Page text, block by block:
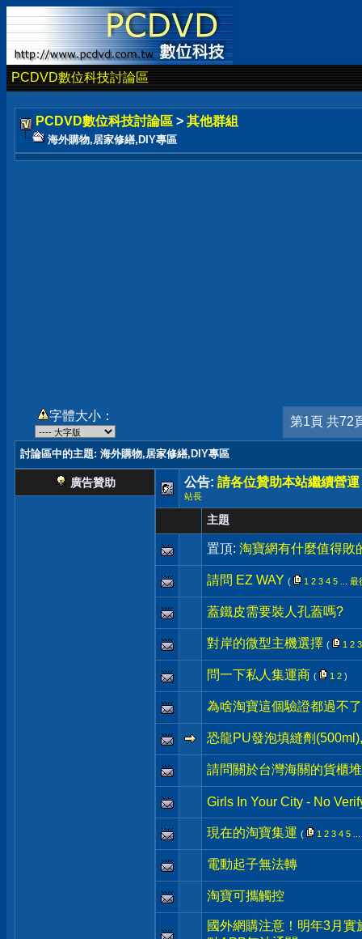
PCDVD數位科技討論區
PCDVD數位科技討論區 > 其他群組
海外購物,居家修繕,DIY專區
字體大小： 第1頁 共72
討論區中的主題: 海外購物,居家修繕,DIY專區
廣告贊助 公告: 請各位贊助本站繼續營運
站長
主題
置頂: 淘寶網有什麼值得敗
請問 EZ WAY ( 1 2 3 4 5 最
蓋鐵皮需要裝人孔蓋嗎?
對岸的微型主機選擇 ( 1 2 3
問一下私人集運商 ( 1 2 )
為啥淘寶這個驗證都過不
恐龍PU發泡填縫劑
請問關於台灣海關的貨櫃
Girls In Your City - No
現在的淘寶集運 ( 1 2 3 4 5
電動起子無法轉
淘寶可攜觸控
國外網購注意！明年3月